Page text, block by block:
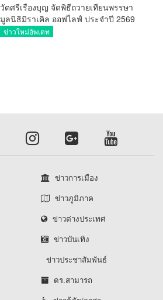
วัดศรีเรืองบุญ จัดพิธีถวายเทียนพรรษา
มูลนิธิมิราเคิล ออฟไลฟ์ ประจำปี 2569
พล.ต.ต.ศิริวัฒน์ ดีพอ ให้เกียรติเป็น
ข่าวใหม่อัพเดท
ข่าวการเมือง
ข่าวภูมิภาค
ข่าวต่างประเทศ
ข่าวบันเทิง
ข่าวประชาสัมพันธ์
ดร.สามารถ